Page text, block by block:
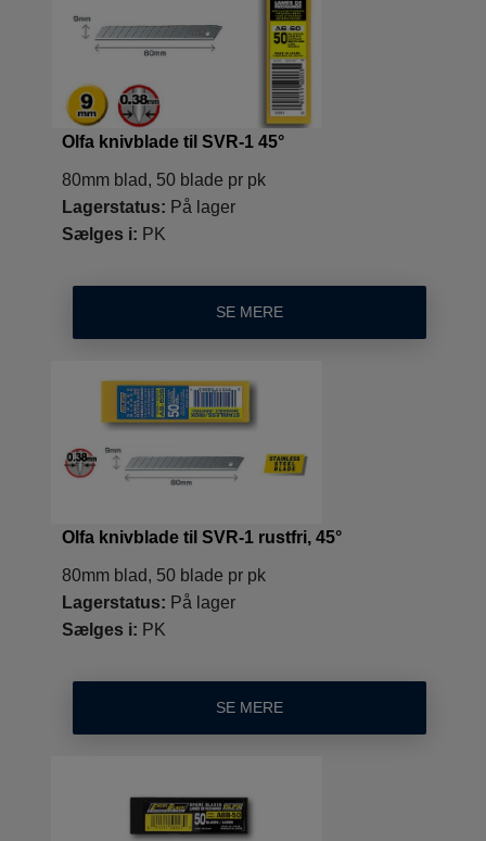
Olfa knivblade til SVR-1 45°
80mm blad, 50 blade pr pk
Lagerstatus: På lager
Sælges i: PK
SE MERE
Olfa knivblade til SVR-1 rustfri, 45°
80mm blad, 50 blade pr pk
Lagerstatus: På lager
Sælges i: PK
SE MERE